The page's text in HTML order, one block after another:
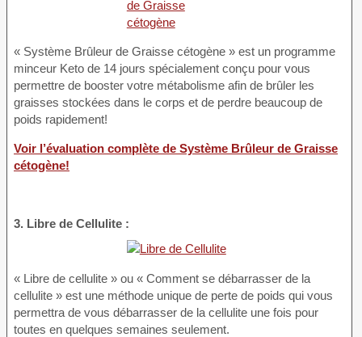
« Système Brûleur de Graisse cétogène » est un programme
minceur Keto de 14 jours spécialement conçu pour vous
permettre de booster votre métabolisme afin de brûler les
graisses stockées dans le corps et de perdre beaucoup de
poids rapidement!
Voir l’évaluation complète de Système Brûleur de Graisse
cétogène!
3. Libre de Cellulite :
« Libre de cellulite » ou « Comment se débarrasser de la
cellulite » est une méthode unique de perte de poids qui vous
permettra de vous débarrasser de la cellulite une fois pour
toutes en quelques semaines seulement.